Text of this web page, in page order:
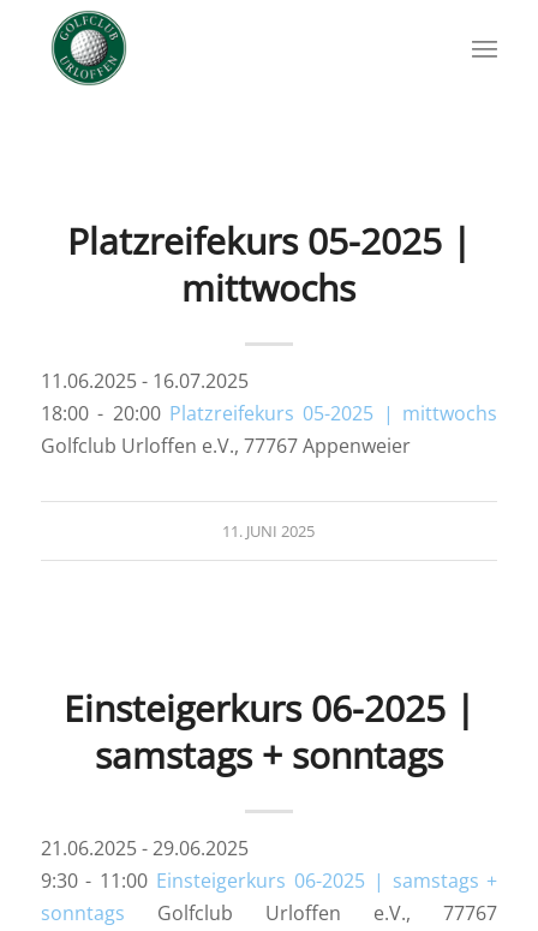
Platzreifekurs 05-2025 |
mittwochs
11.06.2025 - 16.07.2025
18:00 - 20:00 Platzreifekurs 05-2025 | mittwochs
Golfclub Urloffen e.V., 77767 Appenweier
11. JUNI 2025
Einsteigerkurs 06-2025 |
samstags + sonntags
21.06.2025 - 29.06.2025
9:30 - 11:00 Einsteigerkurs 06-2025 | samstags +
sonntags
Golfclub Urloffen e.V., 77767